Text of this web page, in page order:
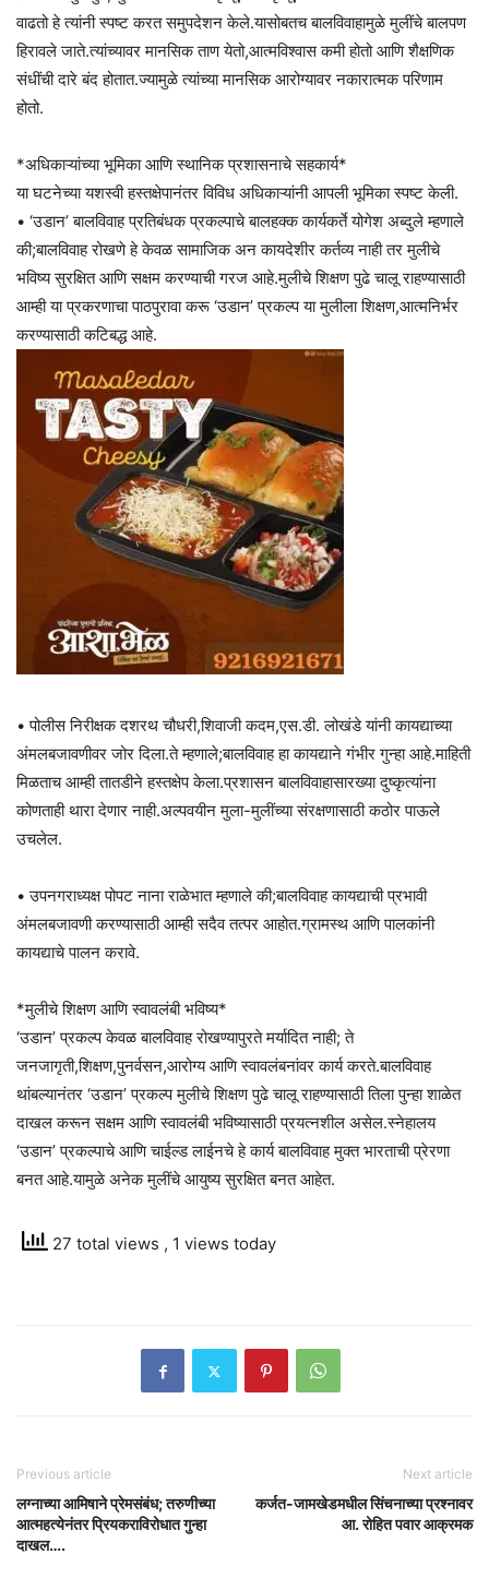
वाढतो हे त्यांनी स्पष्ट करत समुपदेशन केले.यासोबतच बालविवाहामुळे मुलींचे बालपण
हिरावले जाते.त्यांच्यावर मानसिक ताण येतो,आत्मविश्वास कमी होतो आणि शैक्षणिक
संधींची दारे बंद होतात.ज्यामुळे त्यांच्या मानसिक आरोग्यावर नकारात्मक परिणाम
होतो.
*अधिकाऱ्यांच्या भूमिका आणि स्थानिक प्रशासनाचे सहकार्य*
या घटनेच्या यशस्वी हस्तक्षेपानंतर विविध अधिकाऱ्यांनी आपली भूमिका स्पष्ट केली.
• ‘उडान’ बालविवाह प्रतिबंधक प्रकल्पाचे बालहक्क कार्यकर्ते योगेश अब्दुले म्हणाले
की;बालविवाह रोखणे हे केवळ सामाजिक अन कायदेशीर कर्तव्य नाही तर मुलीचे
भविष्य सुरक्षित आणि सक्षम करण्याची गरज आहे.मुलीचे शिक्षण पुढे चालू राहण्यासाठी
आम्ही या प्रकरणाचा पाठपुरावा करू ‘उडान’ प्रकल्प या मुलीला शिक्षण,आत्मनिर्भर
करण्यासाठी कटिबद्ध आहे.
• पोलीस निरीक्षक दशरथ चौधरी,शिवाजी कदम,एस.डी. लोखंडे यांनी कायद्याच्या
अंमलबजावणीवर जोर दिला.ते म्हणाले;बालविवाह हा कायद्याने गंभीर गुन्हा आहे.माहिती
मिळताच आम्ही तातडीने हस्तक्षेप केला.प्रशासन बालविवाहासारख्या दुष्कृत्यांना
कोणताही थारा देणार नाही.अल्पवयीन मुला-मुलींच्या संरक्षणासाठी कठोर पाऊले
उचलेल.
• उपनगराध्यक्ष पोपट नाना राळेभात म्हणाले की;बालविवाह कायद्याची प्रभावी
अंमलबजावणी करण्यासाठी आम्ही सदैव तत्पर आहोत.ग्रामस्थ आणि पालकांनी
कायद्याचे पालन करावे.
*मुलीचे शिक्षण आणि स्वावलंबी भविष्य*
‘उडान’ प्रकल्प केवळ बालविवाह रोखण्यापुरते मर्यादित नाही; ते
जनजागृती,शिक्षण,पुनर्वसन,आरोग्य आणि स्वावलंबनांवर कार्य करते.बालविवाह
थांबल्यानंतर ‘उडान’ प्रकल्प मुलीचे शिक्षण पुढे चालू राहण्यासाठी तिला पुन्हा शाळेत
दाखल करून सक्षम आणि स्वावलंबी भविष्यासाठी प्रयत्नशील असेल.स्नेहालय
‘उडान’ प्रकल्पाचे आणि चाईल्ड लाईनचे हे कार्य बालविवाह मुक्त भारताची प्रेरणा
बनत आहे.यामुळे अनेक मुलींचे आयुष्य सुरक्षित बनत आहेत.
27 total views , 1 views today
Previous article
लग्नाच्या आमिषाने प्रेमसंबंध; तरुणीच्या
आत्महत्येनंतर प्रियकराविरोधात गुन्हा
दाखल….
Next article
कर्जत-जामखेडमधील सिंचनाच्या प्रश्नावर
आ. रोहित पवार आक्रमक